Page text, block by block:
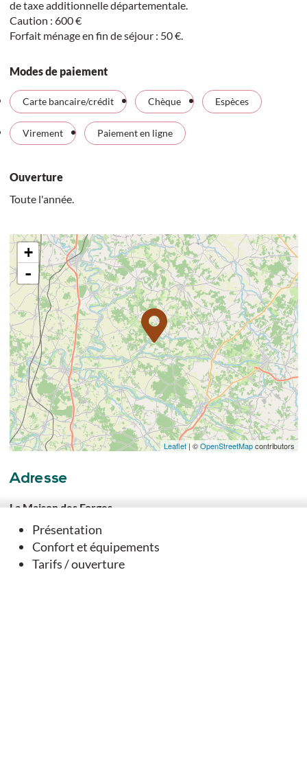
de taxe additionnelle départementale.
Caution : 600 €
Forfait ménage en fin de séjour : 50 €.
Modes de paiement
Carte bancaire/crédit Chèque Espèces
Virement Paiement en ligne
Ouverture
Toute l'année.
Présentation
Confort et équipements
Tarifs / ouverture
+
-
Leaflet| ©OpenStreetMapcontributors
Adresse
La Maison des Forges
16260
Cellefrouin